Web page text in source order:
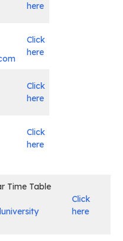
here
Click
here
Click
here
Click
here
Time Table
Click
here